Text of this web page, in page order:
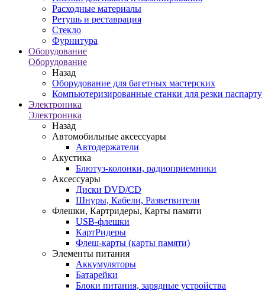
Расходные материалы
Ретушь и реставрация
Стекло
Фурнитура
Оборудование
Оборудование
Назад
Оборудование для багетных мастерских
Компьютеризированные станки для резки паспарту
Электроника
Электроника
Назад
Автомобильные аксессуары
Автодержатели
Акустика
Блютуз-колонки, радиоприемники
Аксессуары
Диски DVD/CD
Шнуры, Кабели, Разветвители
Флешки, Картридеры, Карты памяти
USB-флешки
КартРидеры
Флеш-карты (карты памяти)
Элементы питания
Аккумуляторы
Батарейки
Блоки питания, зарядные устройства